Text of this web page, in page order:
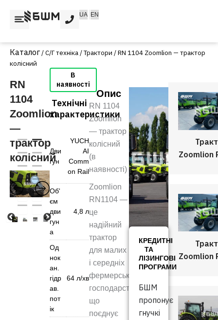
UA EN
/С/Г техніка/Трактори / RN 1104 Zoomlion — трактор
колісний
RN
1104
Zoomlion
—
трактор
колісний
Технічні
характеристики
Дви
гун
YUCH
AI
Comm
on Rail
Об'
єм
дви
гун
а
4,8 л
Од
нок
ан.
гідр
ав.
пот
ік
64 л/хв
Опис
RN 1104
Zoomlion
— трактор
колісний
(в
наявності)
Zoomlion
RN1104 —
це
надійний
трактор
для малих
і середніх
фермерських
господарств,
що
поєднує
КРЕДИТНІ
ТА
ЛІЗИНГОВІ
ПРОГРАМИ
БШМ
пропонує
гнучкі
Zoomlion
Zoomlion